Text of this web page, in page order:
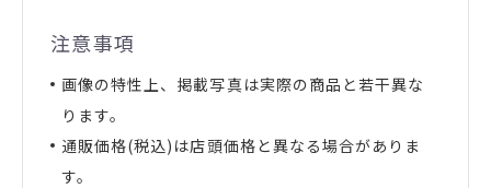
注意事項
画像の特性上、掲載写真は実際の商品と若干異な
ります。
通販価格(税込)は店頭価格と異なる場合がありま
す。